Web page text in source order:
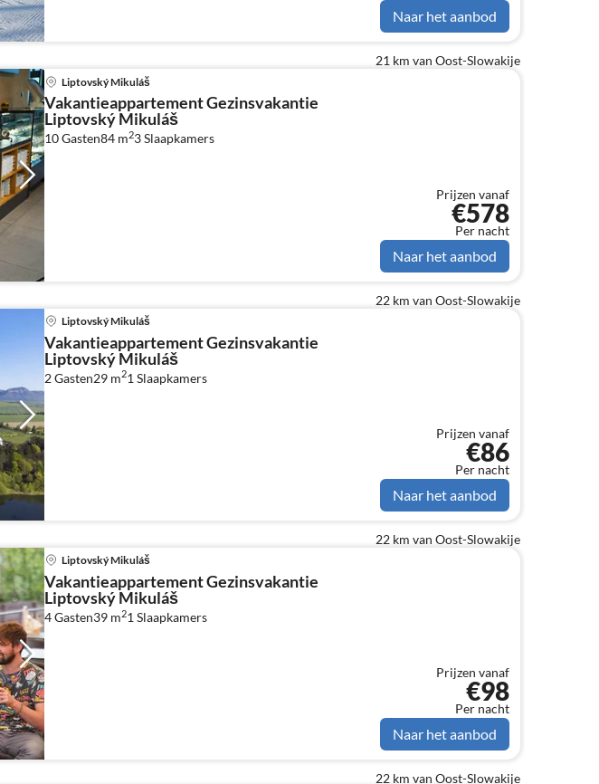
Naar het aanbod
21 km van Oost-Slowakije
Liptovský Mikuláš
Vakantieappartement Gezinsvakantie
Liptovský Mikuláš
10 Gasten84 m23Slaapkamers
Prijzen vanaf
€578
Per nacht
Naar het aanbod
22 km van Oost-Slowakije
Liptovský Mikuláš
Vakantieappartement Gezinsvakantie
Liptovský Mikuláš
2 Gasten29 m21 Slaapkamers
Prijzen vanaf
€86
Per nacht
Naar het aanbod
22 km van Oost-Slowakije
Liptovský Mikuláš
Vakantieappartement Gezinsvakantie
Liptovský Mikuláš
4 Gasten39 m21 Slaapkamers
Prijzen vanaf
€98
Per nacht
Naar het aanbod
22 km van Oost-Slowakije